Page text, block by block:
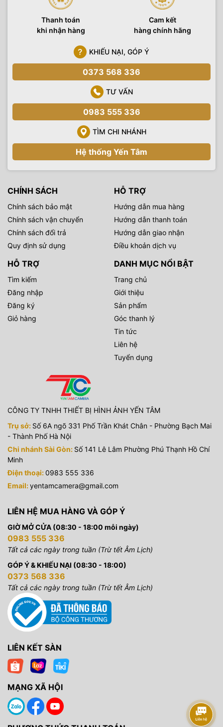
Thanh toán
khi nhận hàng
Cam kết
hàng chính hãng
KHIẾU NẠI, GÓP Ý
0373 568 336
TƯ VẤN
0983 555 336
TÌM CHI NHÁNH
Hệ thống Yến Tâm
CHÍNH SÁCH
Chính sách bảo mật
Chính sách vận chuyển
Chính sách đổi trả
Quy định sử dụng
HỖ TRỢ
Hướng dẫn mua hàng
Hướng dẫn thanh toán
Hướng dẫn giao nhận
Điều khoản dịch vụ
HỖ TRỢ
Tìm kiếm
Đăng nhập
Đăng ký
Giỏ hàng
DANH MỤC NỔI BẬT
Trang chủ
Giới thiệu
Sản phẩm
Góc thanh lý
Tin tức
Liên hệ
Tuyển dụng
CÔNG TY TNHH THIẾT BỊ HÌNH ẢNH YẾN TÂM
Trụ sở: Số 6A ngõ 331 Phố Trần Khát Chân - Phường Bạch Mai
- Thành Phố Hà Nội
Chi nhánh Sài Gòn: Số 141 Lê Lâm Phường Phú Thạnh Hồ Chí
Minh
Điện thoại:0983 555 336
Email:yentamcamera@gmail.com
LIÊN HỆ MUA HÀNG VÀ GÓP Ý
GIỜ MỞ CỬA (08:30 - 18:00 mỗi ngày)
0983 555 336
Tất cả các ngày trong tuần (Trừ tết Âm Lịch)
GÓP Ý & KHIẾU NẠI (08:30 - 18:00)
0373 568 336
Tất cả các ngày trong tuần (Trừ tết Âm Lịch)
LIÊN KẾT SÀN
MẠNG XÃ HỘI